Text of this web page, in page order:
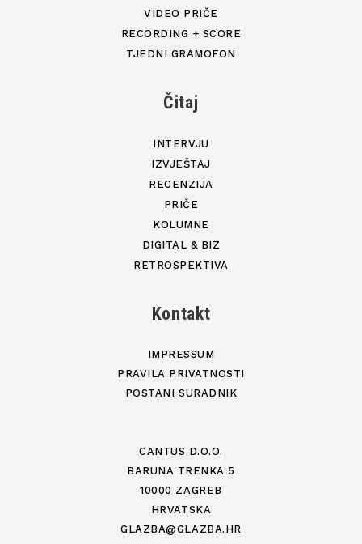
VIDEO PRIČE
RECORDING + SCORE
TJEDNI GRAMOFON
Čitaj
INTERVJU
IZVJEŠTAJ
RECENZIJA
PRIČE
KOLUMNE
DIGITAL & BIZ
RETROSPEKTIVA
Kontakt
IMPRESSUM
PRAVILA PRIVATNOSTI
POSTANI SURADNIK
CANTUS D.O.O.
BARUNA TRENKA 5
10000 ZAGREB
HRVATSKA
GLAZBA@GLAZBA.HR